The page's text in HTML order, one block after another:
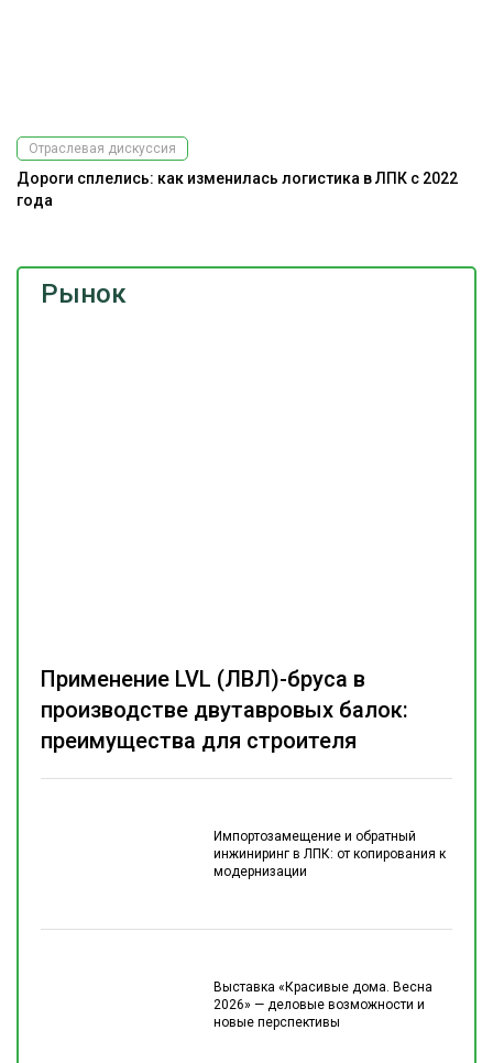
Рынок
Импортозамещение и обратный
инжиниринг в ЛПК: от копирования к
модернизации
Выставка «Красивые дома. Весна
2026» — деловые возможности и
новые перспективы
Применение LVL (ЛВЛ)-бруса в
производстве двутавровых балок:
преимущества для строителя
Отраслевая дискуссия
Дороги сплелись: как изменилась логистика в ЛПК с 2022
года